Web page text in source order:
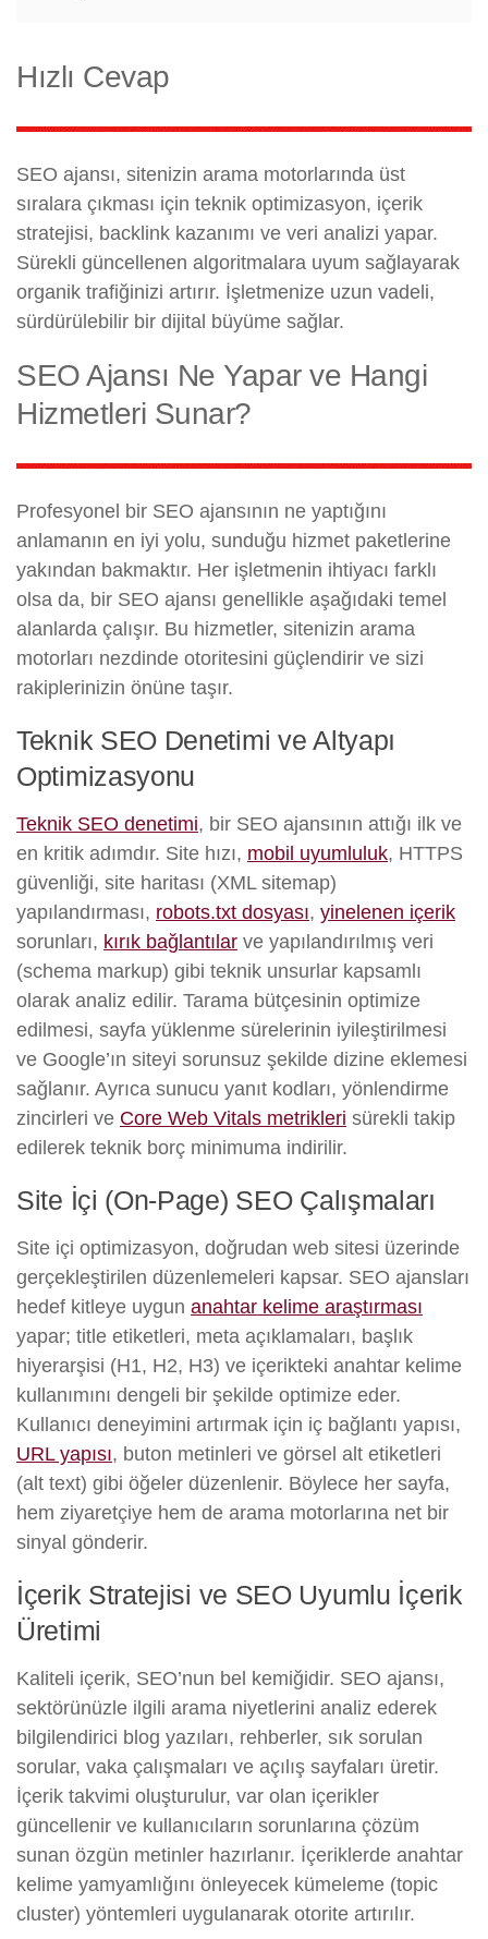
Hızlı Cevap
SEO ajansı, sitenizin arama motorlarında üst
sıralara çıkması için teknik optimizasyon, içerik
stratejisi, backlink kazanımı ve veri analizi yapar.
Sürekli güncellenen algoritmalara uyum sağlayarak
organik trafiğinizi artırır. İşletmenize uzun vadeli,
sürdürülebilir bir dijital büyüme sağlar.
SEO Ajansı Ne Yapar ve Hangi
Hizmetleri Sunar?
Profesyonel bir SEO ajansının ne yaptığını
anlamanın en iyi yolu, sunduğu hizmet paketlerine
yakından bakmaktır. Her işletmenin ihtiyacı farklı
olsa da, bir SEO ajansı genellikle aşağıdaki temel
alanlarda çalışır. Bu hizmetler, sitenizin arama
motorları nezdinde otoritesini güçlendirir ve sizi
rakiplerinizin önüne taşır.
Teknik SEO Denetimi ve Altyapı
Optimizasyonu
Teknik SEO denetimi, bir SEO ajansının attığı ilk ve
en kritik adımdır. Site hızı, mobil uyumluluk, HTTPS
güvenliği, site haritası (XML sitemap)
yapılandırması, robots.txt dosyası, yinelenen içerik
sorunları, kırık bağlantılar ve yapılandırılmış veri
(schema markup) gibi teknik unsurlar kapsamlı
olarak analiz edilir. Tarama bütçesinin optimize
edilmesi, sayfa yüklenme sürelerinin iyileştirilmesi
ve Google’ın siteyi sorunsuz şekilde dizine eklemesi
sağlanır. Ayrıca sunucu yanıt kodları, yönlendirme
zincirleri ve Core Web Vitals metrikleri sürekli takip
edilerek teknik borç minimuma indirilir.
Site İçi (On-Page) SEO Çalışmaları
Site içi optimizasyon, doğrudan web sitesi üzerinde
gerçekleştirilen düzenlemeleri kapsar. SEO ajansları
hedef kitleye uygun anahtar kelime araştırması
yapar; title etiketleri, meta açıklamaları, başlık
hiyerarşisi (H1, H2, H3) ve içerikteki anahtar kelime
kullanımını dengeli bir şekilde optimize eder.
Kullanıcı deneyimini artırmak için iç bağlantı yapısı,
URL yapısı, buton metinleri ve görsel alt etiketleri
(alt text) gibi öğeler düzenlenir. Böylece her sayfa,
hem ziyaretçiye hem de arama motorlarına net bir
sinyal gönderir.
İçerik Stratejisi ve SEO Uyumlu İçerik
Üretimi
Kaliteli içerik, SEO’nun bel kemiğidir. SEO ajansı,
sektörünüzle ilgili arama niyetlerini analiz ederek
bilgilendirici blog yazıları, rehberler, sık sorulan
sorular, vaka çalışmaları ve açılış sayfaları üretir.
İçerik takvimi oluşturulur, var olan içerikler
güncellenir ve kullanıcıların sorunlarına çözüm
sunan özgün metinler hazırlanır. İçeriklerde anahtar
kelime yamyamlığını önleyecek kümeleme (topic
cluster) yöntemleri uygulanarak otorite artırılır.